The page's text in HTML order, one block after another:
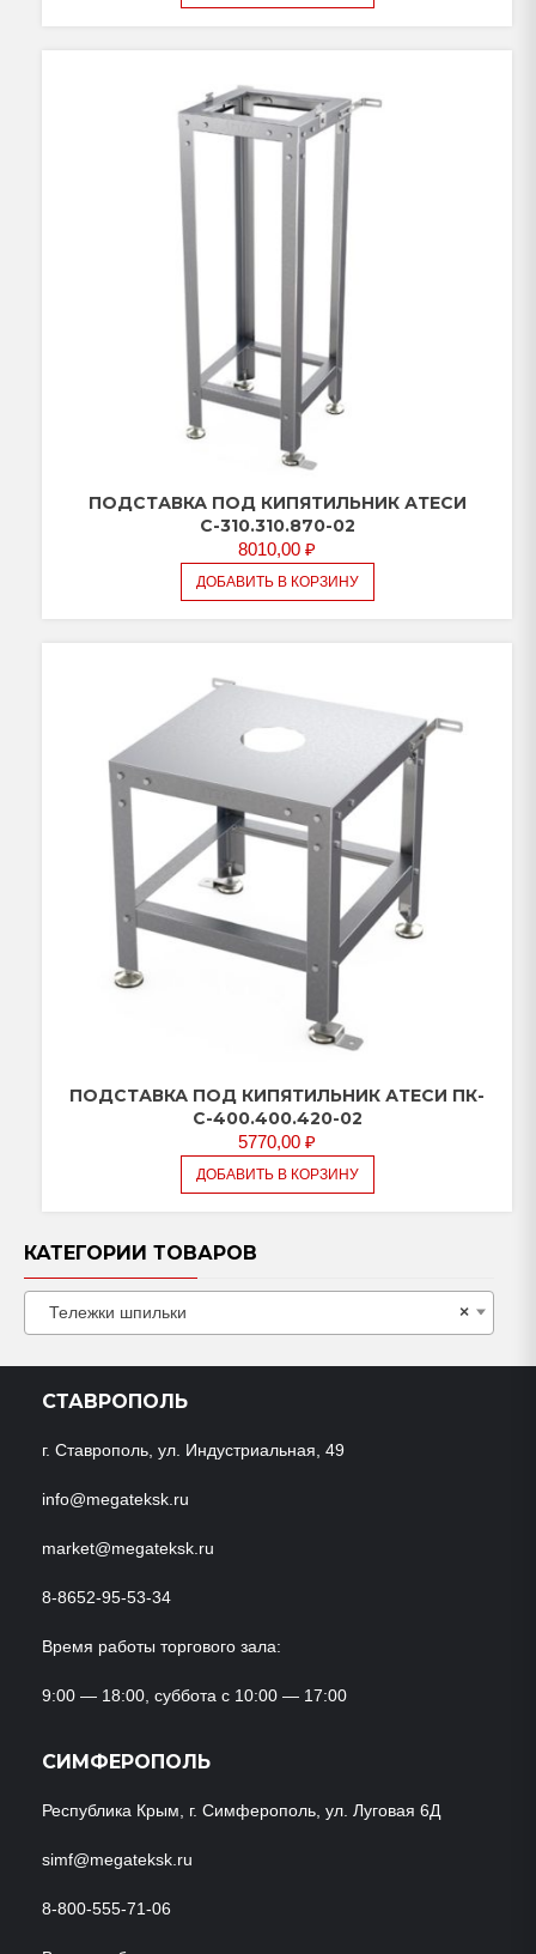
ПОДСТАВКА ПОД КИПЯТИЛЬНИК АТЕСИ
С-310.310.870-02
8010,00 ₽
ДОБАВИТЬ В КОРЗИНУ
ПОДСТАВКА ПОД КИПЯТИЛЬНИК АТЕСИ ПК-
С-400.400.420-02
5770,00 ₽
ДОБАВИТЬ В КОРЗИНУ
КАТЕГОРИИ ТОВАРОВ
×
Тележки шпильки
СТАВРОПОЛЬ
г. Ставрополь, ул. Индустриальная, 49
info@megateksk.ru
market@megateksk.ru
8-8652-95-53-34
Время работы торгового зала:
9:00 — 18:00, суббота с 10:00 — 17:00
СИМФЕРОПОЛЬ
Республика Крым, г. Симферополь, ул. Луговая 6Д
simf@megateksk.ru
8-800-555-71-06